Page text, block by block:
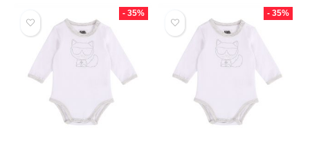
- 35% - 35%